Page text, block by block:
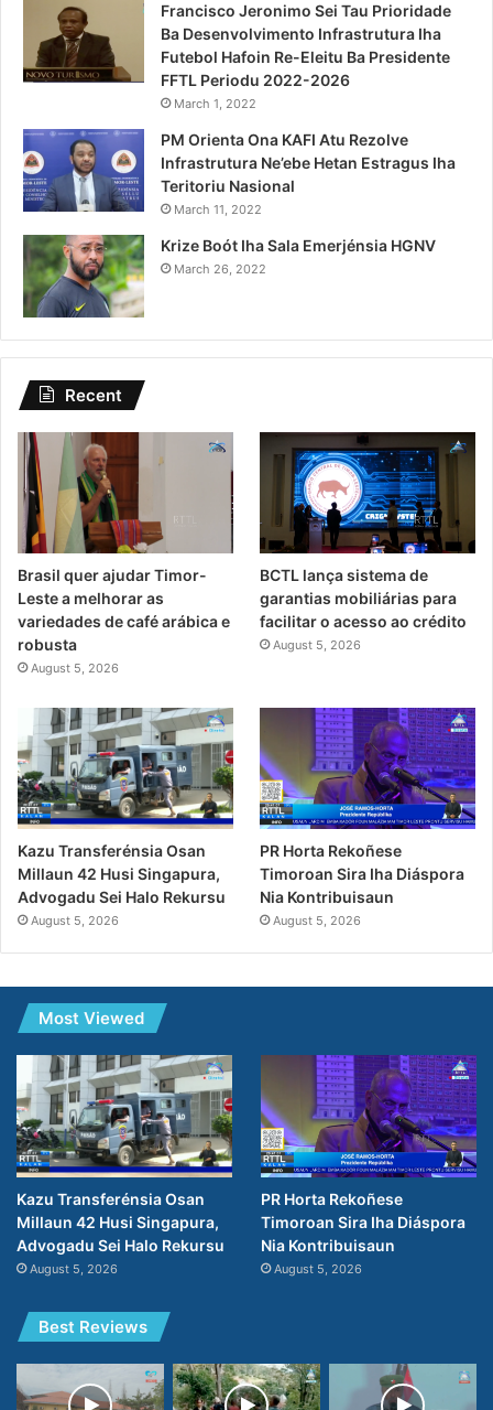
Francisco Jeronimo Sei Tau Prioridade
Ba Desenvolvimento Infrastrutura Iha
Futebol Hafoin Re-Eleitu Ba Presidente
FFTL Periodu 2022-2026
March 1, 2022
PM Orienta Ona KAFI Atu Rezolve
Infrastrutura Ne’ebe Hetan Estragus Iha
Teritoriu Nasional
March 11, 2022
Krize Boót Iha Sala Emerjénsia HGNV
March 26, 2022
Recent
Brasil quer ajudar Timor-
Leste a melhorar as
variedades de café arábica e
robusta
August 5, 2026
BCTL lança sistema de
garantias mobiliárias para
facilitar o acesso ao crédito
August 5, 2026
Kazu Transferénsia Osan
Millaun 42 Husi Singapura,
Advogadu Sei Halo Rekursu
August 5, 2026
PR Horta Rekoñese
Timoroan Sira Iha Diáspora
Nia Kontribuisaun
August 5, 2026
Most Viewed
Kazu Transferénsia Osan
Millaun 42 Husi Singapura,
Advogadu Sei Halo Rekursu
August 5, 2026
PR Horta Rekoñese
Timoroan Sira Iha Diáspora
Nia Kontribuisaun
August 5, 2026
Best Reviews